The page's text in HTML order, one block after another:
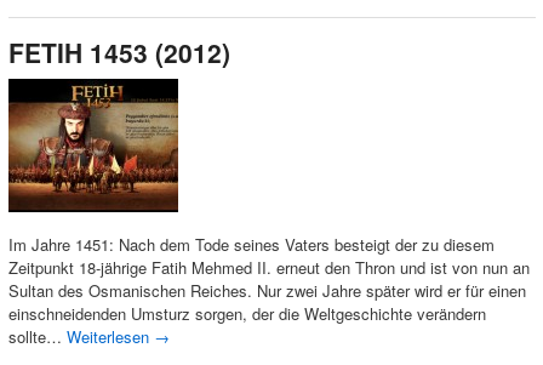
FETIH 1453 (2012)
Im Jahre 1451: Nach dem Tode seines Vaters besteigt der zu diesem
Zeitpunkt 18-jährige Fatih Mehmed II. erneut den Thron und ist von nun an
Sultan des Osmanischen Reiches. Nur zwei Jahre später wird er für einen
einschneidenden Umsturz sorgen, der die Weltgeschichte verändern
sollte… Weiterlesen →